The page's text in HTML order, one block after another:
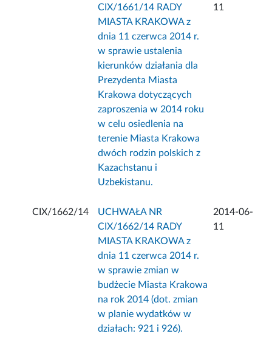
CIX/1661/14 RADY
MIASTA KRAKOWA z
dnia 11 czerwca 2014 r.
w sprawie ustalenia
kierunków działania dla
Prezydenta Miasta
Krakowa dotyczących
zaproszenia w 2014 roku
w celu osiedlenia na
terenie Miasta Krakowa
dwóch rodzin polskich z
Kazachstanu i
Uzbekistanu.
11
CIX/1662/14
UCHWAŁA NR
CIX/1662/14 RADY
MIASTA KRAKOWA z
dnia 11 czerwca 2014 r.
w sprawie zmian w
budżecie Miasta Krakowa
na rok 2014 (dot. zmian
w planie wydatków w
działach: 921 i 926).
2014-06-
11